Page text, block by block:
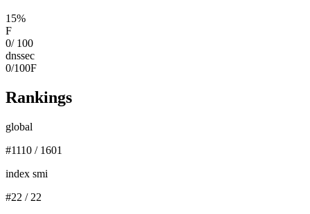
15%
F
0/ 100
dnssec
0/100F
Rankings
global
#1110 / 1601
index smi
#22 / 22